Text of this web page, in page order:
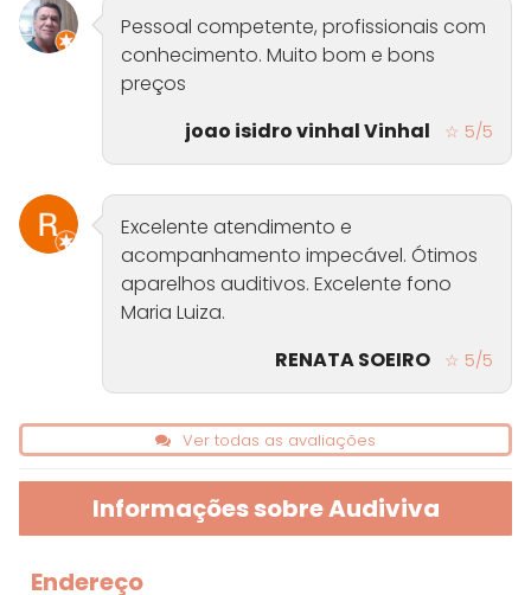
Pessoal competente, profissionais com
conhecimento. Muito bom e bons
preços
joao isidro vinhal Vinhal
☆ 5/5
Excelente atendimento e
acompanhamento impecável. Ótimos
aparelhos auditivos. Excelente fono
Maria Luiza.
RENATA SOEIRO
☆ 5/5
Ver todas as avaliações
Informações sobre Audiviva
Endereço